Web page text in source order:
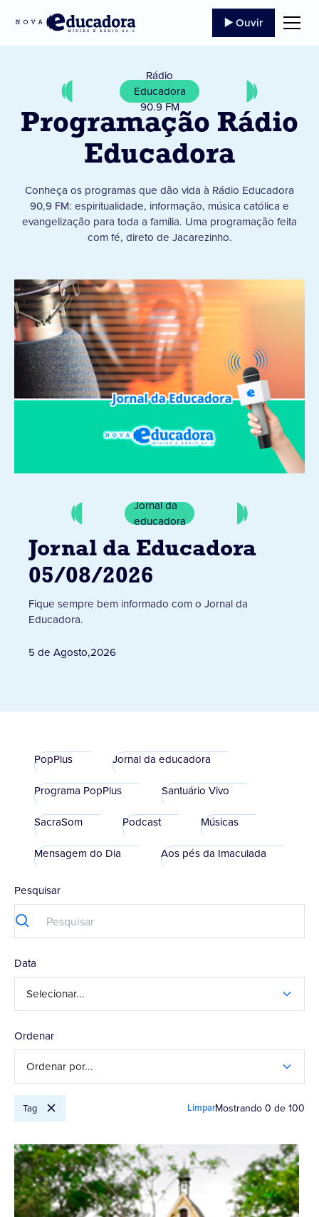
▶️ Ouvir
Rádio
Educadora
90.9 FM
Programação Rádio
Educadora
Conheça os programas que dão vida à Rádio Educadora
90,9 FM: espiritualidade, informação, música católica e
evangelização para toda a família. Uma programação feita
com fé, direto de Jacarezinho.
Jornal da
educadora
Jornal da Educadora
05/08/2026
Fique sempre bem informado com o Jornal da
Educadora.
5 de Agosto,2026
PopPlus
Jornal da educadora
Programa PopPlus
Santuário Vivo
SacraSom
Podcast
Músicas
Mensagem do Dia
Aos pés da Imaculada
Pesquisar
Data
Selecionar...
Ordenar
Ordenar por...
Tag LimparMostrando0 de100